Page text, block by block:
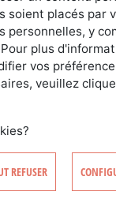
SIGN IN
soient placés par
y
plus
vos
veuillez
REFUSER